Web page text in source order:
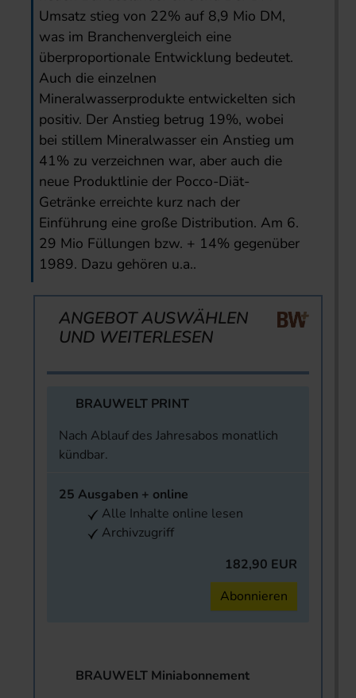
Umsatz stieg von 22% auf 8,9 Mio DM,
was im Branchenvergleich eine
überproportionale Entwicklung bedeutet.
Auch die einzelnen
Mineralwasserprodukte entwickelten sich
positiv. Der Anstieg betrug 19%, wobei
bei stillem Mineralwasser ein Anstieg um
41% zu verzeichnen war, aber auch die
neue Produktlinie der Pocco-Diät-
Getränke erreichte kurz nach der
Einführung eine große Distribution. Am 6.
29 Mio Füllungen bzw. + 14% gegenüber
1989. Dazu gehören u.a..
ANGEBOT AUSWÄHLEN
UND WEITERLESEN
BRAUWELT PRINT
Nach Ablauf des Jahresabos monatlich
kündbar.
25 Ausgaben + online
Alle Inhalte online lesen
Archivzugriff
182,90 EUR
Abonnieren
BRAUWELT Miniabonnement